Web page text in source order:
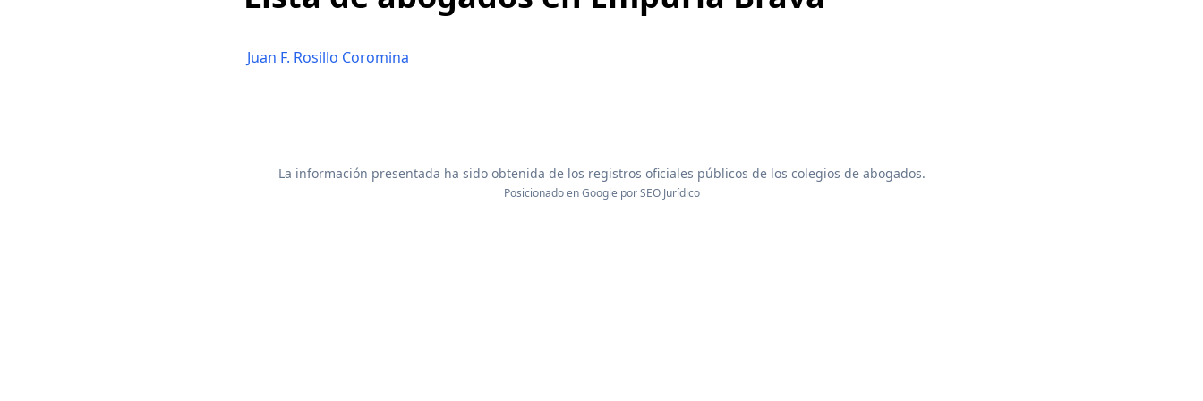
Juan F. Rosillo Coromina
La información presentada ha sido obtenida de los registros oficiales públicos de los colegios de abogados.
Posicionado en Google porSEO Jurídico